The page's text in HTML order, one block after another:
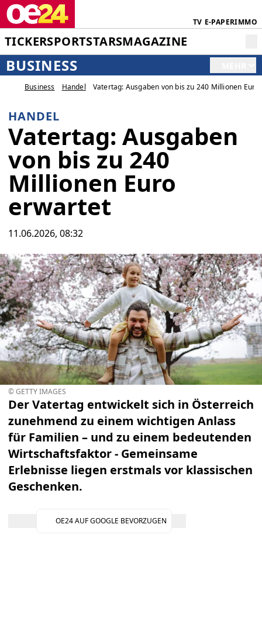
TV E-PAPERIMMO
TICKERSPORTSTARSMAGAZINE
BUSINESS
Business Handel Vatertag: Ausgaben von bis zu 240 Millionen
HANDEL
Vatertag: Ausgaben
von bis zu 240
Millionen Euro
erwartet
11.06.2026, 08:32
© GETTY IMAGES
Der Vatertag entwickelt sich in Österreich
zunehmend zu einem wichtigen Anlass
für Familien – und zu einem bedeutenden
Wirtschaftsfaktor - Gemeinsame
Erlebnisse liegen erstmals vor klassischen
Geschenken.
OE24 AUF GOOGLE BEVORZUGEN